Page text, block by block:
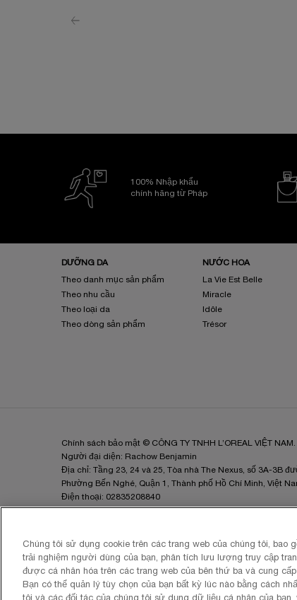
100% Nhập khẩu
chính hãng từ Pháp
DƯỠNG DA
Theo danh mục sản phẩm
Theo nhu cầu
Theo loại da
Theo dòng sản phẩm
NƯỚC HOA
La Vie Est Belle
Miracle
Idôle
Trésor
Chính sách bảo mật © CÔNG TY TNHH L’OREAL VIỆT NAM.
Người đại diện: Rachow Benjamin
Địa chỉ: Tầng 23, 24 và 25, Tòa nhà The Nexus, số 3A-3B
Phường Bến Nghé, Quận 1, Thành phố Hồ Chí Minh, Việt
Điện thoại: 02835208840
Email:lorealvietnam@loreal.com
Chúng tôi sử dụng cookie trên các trang web của chúng tôi, bao
trải nghiệm người dùng của bạn, phân tích lưu lượng truy cập
được cá nhân hóa trên các trang web của bên thứ ba và cung
Bạn có thể quản lý tùy chọn của bạn bất kỳ lúc nào bằng cách